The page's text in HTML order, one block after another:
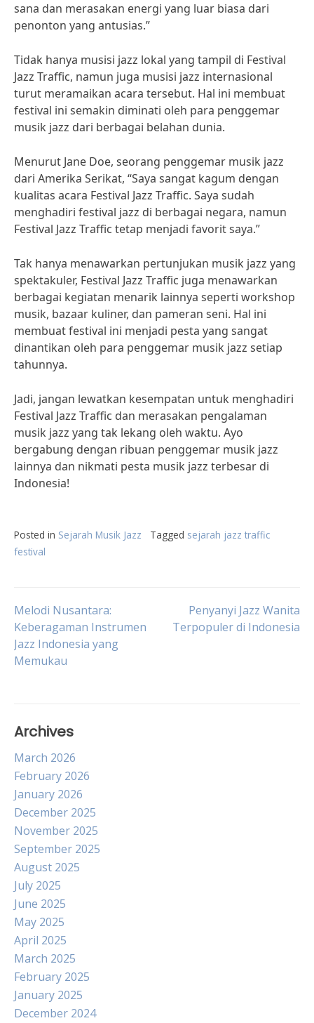
sana dan merasakan energi yang luar biasa dari
penonton yang antusias.”
Tidak hanya musisi jazz lokal yang tampil di Festival
Jazz Traffic, namun juga musisi jazz internasional
turut meramaikan acara tersebut. Hal ini membuat
festival ini semakin diminati oleh para penggemar
musik jazz dari berbagai belahan dunia.
Menurut Jane Doe, seorang penggemar musik jazz
dari Amerika Serikat, “Saya sangat kagum dengan
kualitas acara Festival Jazz Traffic. Saya sudah
menghadiri festival jazz di berbagai negara, namun
Festival Jazz Traffic tetap menjadi favorit saya.”
Tak hanya menawarkan pertunjukan musik jazz yang
spektakuler, Festival Jazz Traffic juga menawarkan
berbagai kegiatan menarik lainnya seperti workshop
musik, bazaar kuliner, dan pameran seni. Hal ini
membuat festival ini menjadi pesta yang sangat
dinantikan oleh para penggemar musik jazz setiap
tahunnya.
Jadi, jangan lewatkan kesempatan untuk menghadiri
Festival Jazz Traffic dan merasakan pengalaman
musik jazz yang tak lekang oleh waktu. Ayo
bergabung dengan ribuan penggemar musik jazz
lainnya dan nikmati pesta musik jazz terbesar di
Indonesia!
Posted in Sejarah Musik Jazz Tagged sejarah jazz traffic
festival
Post
navigation
Melodi Nusantara:
Keberagaman Instrumen
Jazz Indonesia yang
Memukau
Penyanyi Jazz Wanita
Terpopuler di Indonesia
Archives
March 2026
February 2026
January 2026
December 2025
November 2025
September 2025
August 2025
July 2025
June 2025
May 2025
April 2025
March 2025
February 2025
January 2025
December 2024